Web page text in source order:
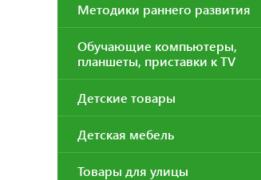
Методики раннего развития
Обучающие компьютеры,
планшеты, приставки к TV
Детские товары
Детская мебель
Товары для улицы